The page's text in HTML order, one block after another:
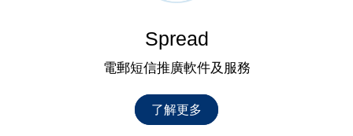
Spread
電郵短信推廣軟件及服務
了解更多